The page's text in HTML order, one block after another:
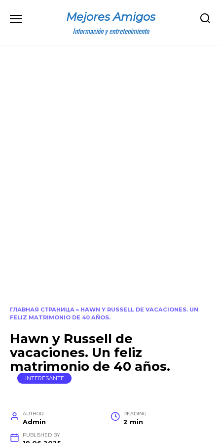
Mejores Amigos
Información y entretenimiento
ГЛАВНАЯ СТРАНИЦА » HAWN Y RUSSELL DE VACACIONES. UN
FELIZ MATRIMONIO DE 40 AÑOS.
Hawn y Russell de
vacaciones. Un feliz
matrimonio de 40 años.
INTERESANTE
AUTHOR
Admin
READING
2 min
PUBLISHED BY